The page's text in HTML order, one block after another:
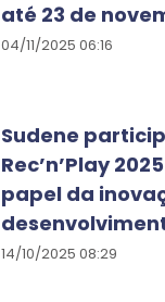
até 23 de
04/11/2025 06:16
Sudene
Rec’n’Play
papel da
14/10/2025 08:29